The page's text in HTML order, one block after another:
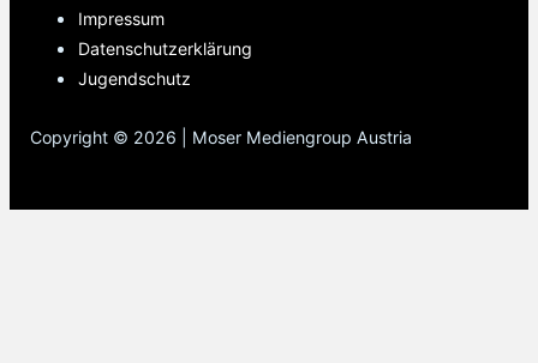
Impressum
Datenschutzerklärung
Jugendschutz
Copyright © 2026 | Moser Mediengroup Austria